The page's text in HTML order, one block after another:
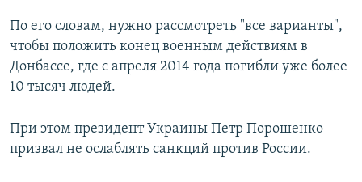
English
Русский
По его словам, нужно рассмотреть "все варианты",
чтобы положить конец военным действиям в
Донбассе, где с апреля 2014 года погибли уже более
10 тысяч людей.
При этом президент Украины Петр Порошенко
призвал не ослаблять санкций против России.